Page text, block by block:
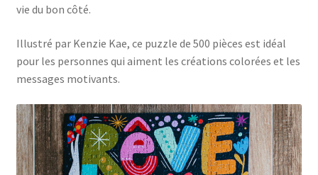
vie du bon côté.
Illustré par Kenzie Kae, ce puzzle de 500 pièces est idéal
pour les personnes qui aiment les créations colorées et les
messages motivants.